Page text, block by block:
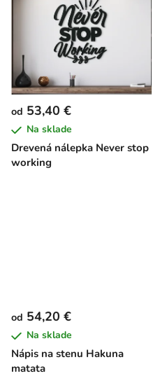
Drevená nálepka Never stop
working
od 53,40 €
Na sklade
Nápis na stenu Hakuna
matata
od 54,20 €
Na sklade